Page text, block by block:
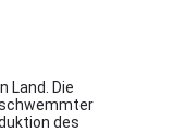
Land. Die
des